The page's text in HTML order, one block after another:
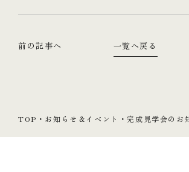
前の記事へ 一覧へ戻る
TOP ・ お知らせ＆イベント ・完成見学会のお